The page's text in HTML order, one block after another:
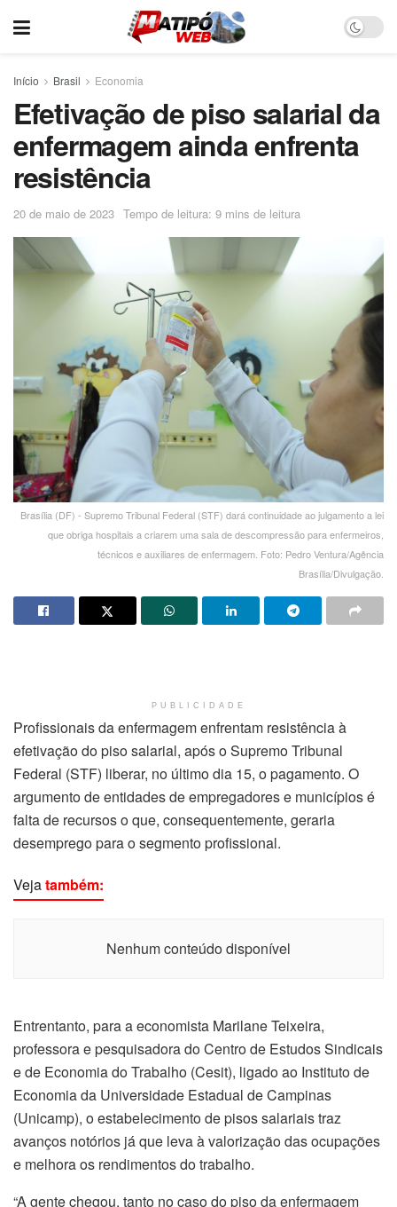
Início Brasil Economia
Efetivação de piso salarial da
enfermagem ainda enfrenta
resistência
20 de maio de 2023 Tempo de leitura: 9 mins de leitura
Brasília (DF) - Supremo Tribunal Federal (STF) dará continuidade ao julgamento a lei
que obriga hospitais a criarem uma sala de descompressão para enfermeiros,
técnicos e auxiliares de enfermagem. Foto: Pedro Ventura/Agência
Brasília/Divulgaçāo.
PUBLICIDADE
Profissionais da enfermagem enfrentam resistência à
efetivação do piso salarial, após o Supremo Tribunal
Federal (STF) liberar, no último dia 15, o pagamento. O
argumento de entidades de empregadores e municípios é
falta de recursos o que, consequentemente, geraria
desemprego para o segmento profissional.
Vejatambém:
Nenhum conteúdo disponível
Entrentanto, para a economista Marilane Teixeira,
professora e pesquisadora do Centro de Estudos Sindicais
e de Economia do Trabalho (Cesit), ligado ao Instituto de
Economia da Universidade Estadual de Campinas
(Unicamp), o estabelecimento de pisos salariais traz
avanços notórios já que leva à valorização das ocupações
e melhora os rendimentos do trabalho.
“A gente chegou, tanto no caso do piso da enfermagem